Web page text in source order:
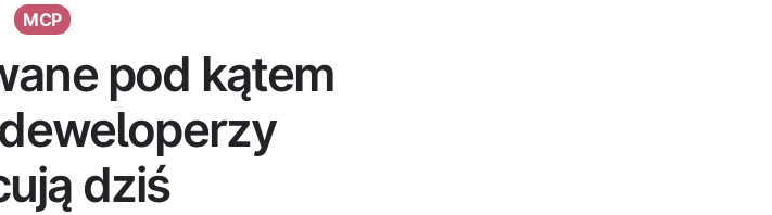
MCP
pod kątem
dziś